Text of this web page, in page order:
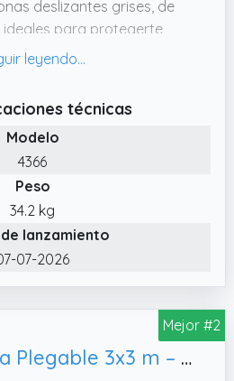
deslizantes grises, de
ideales para protegerte
y como quieras
de la pérgola.
3 x 2,2 m (longitud x
de acero con
160 g/m².
técnicas
Modelo
4366
Peso
34.2 kg
lanzamiento
07-2026
Mejor #2
Wasabi - Carpa Plegable 3x3 m – Resistente al Agua - Incluye Vientos y Piquetas de Fijación - Estructura de Acero - Cenador para Jardín – Pérgola Playa - Camping Fiestas (Azul)